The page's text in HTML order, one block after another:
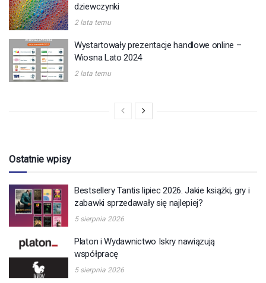
dziewczynki
2 lata temu
Wystartowały prezentacje handlowe online –
Wiosna Lato 2024
2 lata temu
Ostatnie wpisy
Bestsellery Tantis lipiec 2026. Jakie książki, gry i
zabawki sprzedawały się najlepiej?
5 sierpnia 2026
Platon i Wydawnictwo Iskry nawiązują
współpracę
5 sierpnia 2026